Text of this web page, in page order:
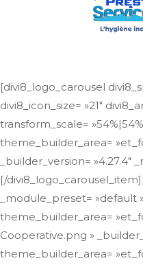
[divi8_logo_carousel
divi8_icon_size= »21″
transform_scale=
theme_builder_area=
_builder_version=
[/
_module_preset=
theme_builder_area=
Cooperative.png »
theme_builder_area=